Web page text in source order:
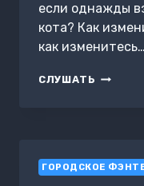
если однажды
кота? Как
как изменитесь…
СЛУШАТЬ ДЕНЬ
ГОРОДСКОЕ